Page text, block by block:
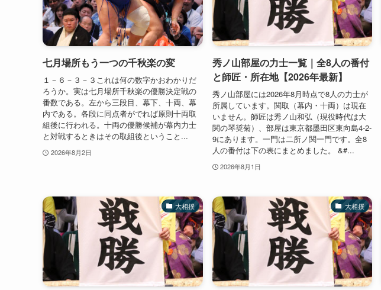
七月場所もう一つの千秋楽の変
１－６－３－３これは何の数字かおわかりだ
ろうか。実は七月場所千秋楽の優勝決定戦の
番数である。左から三段目、幕下、十両、幕
内である。各段に同点者がでれば原則十両取
組後に行われる。十両の優勝候補が幕内力士
と対戦するときはその取組後ということ...
2026年8月2日
秀ノ山部屋の力士一覧｜全8人の番付
と師匠・所在地【2026年最新】
秀ノ山部屋には2026年8月時点で8人の力士が
所属しています。関取（幕内・十両）は現在
いません。師匠は秀ノ山和弘（現役時代は大
関の琴奨菊）、部屋は東京都墨田区東向島4-2-
9にあります。一門は二所ノ関一門です。全8
人の番付は下の表にまとめました。 &#...
2026年8月1日
大相撲 大相撲